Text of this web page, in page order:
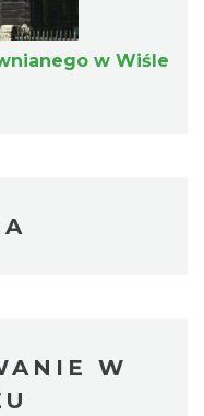
w Wiśle
W